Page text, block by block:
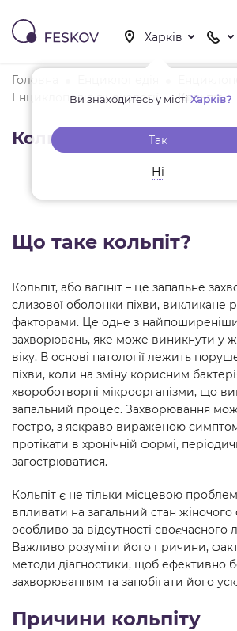
Ви знаходитесь у місті Харків?
Так
Ні
Головна
Енциклопедія гінекології
Кольпіт
Кольпіт
Що таке кольпіт?
Кольпіт, або вагініт – це запальне
слизової оболонки піхви, викликане
факторами. Це одне з
захворювань, яке може виникнути у
віку. В основі патології лежить
піхви, коли на зміну корисним
хвороботворні мікроорганізми, що
запальний процес. Захворювання
гостро, з яскраво вираженою
протікати в хронічній формі,
загострюватися.
Кольпіт є не тільки місцевою
впливати на загальний стан жіночого
особливо за відсутності своєчасного
Важливо розуміти його причини,
методи діагностики, щоб ефективно
захворюванням та запобігати його
Причини кольпіту